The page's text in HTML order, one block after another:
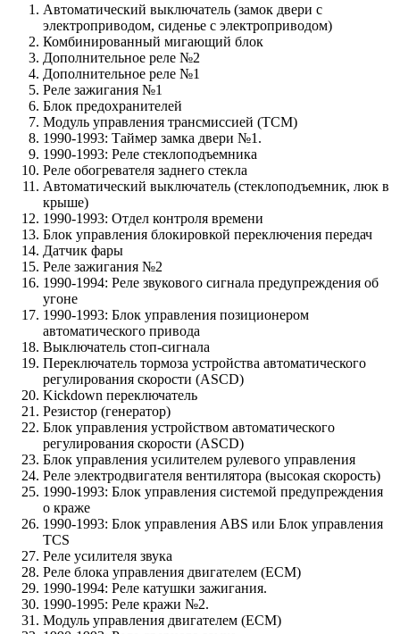
Автоматический выключатель (замок двери с
электроприводом, сиденье с электроприводом)
Комбинированный мигающий блок
Дополнительное реле №2
Дополнительное реле №1
Реле зажигания №1
Блок предохранителей
Модуль управления трансмиссией (TCM)
1990-1993: Таймер замка двери №1.
1990-1993: Реле стеклоподъемника
Реле обогревателя заднего стекла
Автоматический выключатель (стеклоподъемник, люк в
крыше)
1990-1993: Отдел контроля времени
Блок управления блокировкой переключения передач
Датчик фары
Реле зажигания №2
1990-1994: Реле звукового сигнала предупреждения об
угоне
1990-1993: Блок управления позиционером
автоматического привода
Выключатель стоп-сигнала
Переключатель тормоза устройства автоматического
регулирования скорости (ASCD)
Kickdown переключатель
Резистор (генератор)
Блок управления устройством автоматического
регулирования скорости (ASCD)
Блок управления усилителем рулевого управления
Реле электродвигателя вентилятора (высокая скорость)
1990-1993: Блок управления системой предупреждения
о краже
1990-1993: Блок управления ABS или Блок управления
TCS
Реле усилителя звука
Реле блока управления двигателем (ЕСМ)
1990-1994: Реле катушки зажигания.
1990-1995: Реле кражи №2.
Модуль управления двигателем (ECM)